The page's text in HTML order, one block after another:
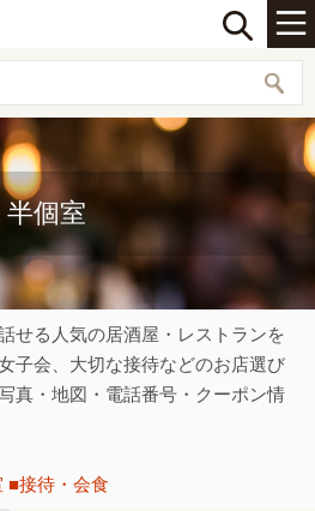
半個室
せる人気の居酒屋・レストランを
子会、大切な接待などのお店選び
真・地図・電話番号・クーポン情
■接待・会食